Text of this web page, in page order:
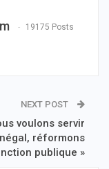
19175 Posts
NEXT POST
voulons servir
réformons
publique »